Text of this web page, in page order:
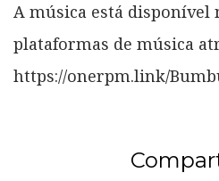
A música está disponível
plataformas de música
https://onerpm.link/